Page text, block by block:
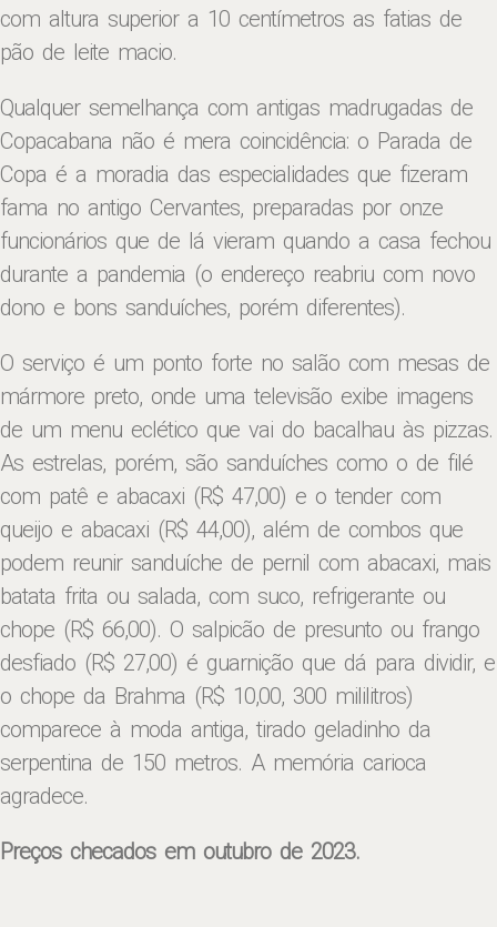
com altura superior a 10 centímetros as fatias de
pão de leite macio.
Qualquer semelhança com antigas madrugadas de
Copacabana não é mera coincidência: o Parada de
Copa é a moradia das especialidades que fizeram
fama no antigo Cervantes, preparadas por onze
funcionários que de lá vieram quando a casa fechou
durante a pandemia (o endereço reabriu com novo
dono e bons sanduíches, porém diferentes).
O serviço é um ponto forte no salão com mesas de
mármore preto, onde uma televisão exibe imagens
de um menu eclético que vai do bacalhau às pizzas.
As estrelas, porém, são sanduíches como o de filé
com patê e abacaxi (R$ 47,00) e o tender com
queijo e abacaxi (R$ 44,00), além de combos que
podem reunir sanduíche de pernil com abacaxi, mais
batata frita ou salada, com suco, refrigerante ou
chope (R$ 66,00). O salpicão de presunto ou frango
desfiado (R$ 27,00) é guarnição que dá para dividir, e
o chope da Brahma (R$ 10,00, 300 mililitros)
comparece à moda antiga, tirado geladinho da
serpentina de 150 metros. A memória carioca
agradece.
Preços checados em outubro de 2023.